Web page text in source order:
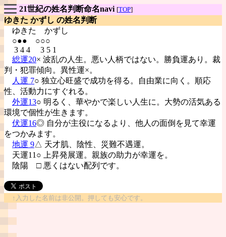
21世紀の姓名判断命名navi [TOP]
ゆきた かずし の姓名判断
ゆきた かずし
○●● ○○○
3 4 4 3 5 1
総運20× 波乱の人生。悪い人柄ではない。勝負運あり。裁
判・犯罪傾向。異性運×。
人運 7○ 独立心旺盛で成功を得る。自由業に向く。順応
性、活動力にすぐれる。
外運13○ 明るく、華やかで楽しい人生に。大勢の活気ある
環境で個性が生きます。
伏運16◎ 自分が主役になるより、他人の面倒を見て幸運
をつかみます。
地運 9△ 天才肌、陰性、災難不遇運。
天運11○ 上昇発展運。親族の助力が幸運を。
陰陽 □ 悪くはない配列です。
↑入力した名前は非公開。押しても安心です。